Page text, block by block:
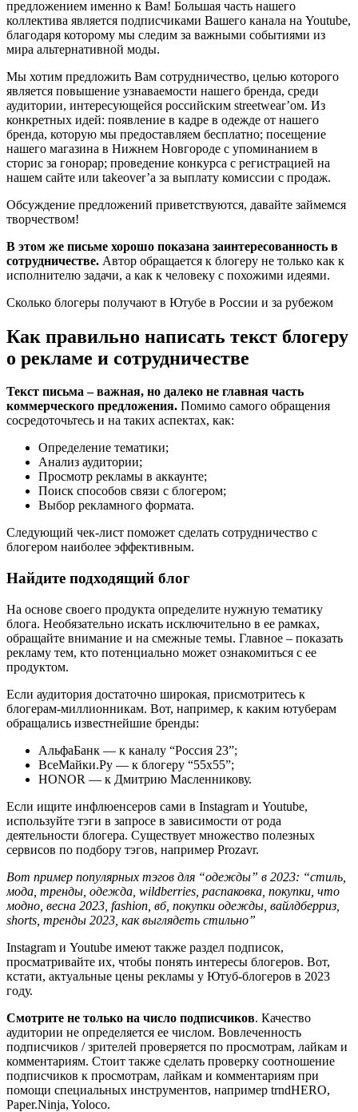
предложением именно к Вам! Большая часть нашего
коллектива является подписчиками Вашего канала на Youtube,
благодаря которому мы следим за важными событиями из
мира альтернативной моды.
Мы хотим предложить Вам сотрудничество, целью которого
является повышение узнаваемости нашего бренда, среди
аудитории, интересующейся российским streetwear’ом. Из
конкретных идей: появление в кадре в одежде от нашего
бренда, которую мы предоставляем бесплатно; посещение
нашего магазина в Нижнем Новгороде с упоминанием в
сторис за гонорар; проведение конкурса с регистрацией на
нашем сайте или takeover’а за выплату комиссии с продаж.
Обсуждение предложений приветствуются, давайте займемся
творчеством!
В этом же письме хорошо показана заинтересованность в
сотрудничестве. Автор обращается к блогеру не только как к
исполнителю задачи, а как к человеку с похожими идеями.
Сколько блогеры получают в Ютубе в России и за рубежом
Как правильно написать текст блогеру
о рекламе и сотрудничестве
Текст письма – важная, но далеко не главная часть
коммерческого предложения. Помимо самого обращения
сосредоточьтесь и на таких аспектах, как:
Определение тематики;
Анализ аудитории;
Просмотр рекламы в аккаунте;
Поиск способов связи с блогером;
Выбор рекламного формата.
Следующий чек-лист поможет сделать сотрудничество с
блогером наиболее эффективным.
Найдите подходящий блог
На основе своего продукта определите нужную тематику
блога. Необязательно искать исключительно в ее рамках,
обращайте внимание и на смежные темы. Главное – показать
рекламу тем, кто потенциально может ознакомиться с ее
продуктом.
Если аудитория достаточно широкая, присмотритесь к
блогерам-миллионникам. Вот, например, к каким ютуберам
обращались известнейшие бренды:
АльфаБанк — к каналу “Россия 23”;
ВсеМайки.Ру — к блогеру “55х55”;
HONOR — к Дмитрию Масленникову.
Если ищите инфлюенсеров сами в Instagram и Youtube,
используйте тэги в запросе в зависимости от рода
деятельности блогера. Существует множество полезных
сервисов по подбору тэгов, например Prozavr.
Вот пример популярных тэгов для “одежды” в 2023: “стиль,
мода, тренды, одежда, wildberries, распаковка, покупки, что
модно, весна 2023, fashion, вб, покупки одежды, вайлдберриз,
shorts, тренды 2023, как выглядеть стильно”
Instagram и Youtube имеют также раздел подписок,
просматривайте их, чтобы понять интересы блогеров. Вот,
кстати, актуальные цены рекламы у Ютуб-блогеров в 2023
году.
Смотрите не только на число подписчиков. Качество
аудитории не определяется ее числом. Вовлеченность
подписчиков / зрителей проверяется по просмотрам, лайкам и
комментариям. Стоит также сделать проверку соотношение
подписчиков к просмотрам, лайкам и комментариям при
помощи специальных инструментов, например trndHERO,
Paper.Ninja, Yoloco.